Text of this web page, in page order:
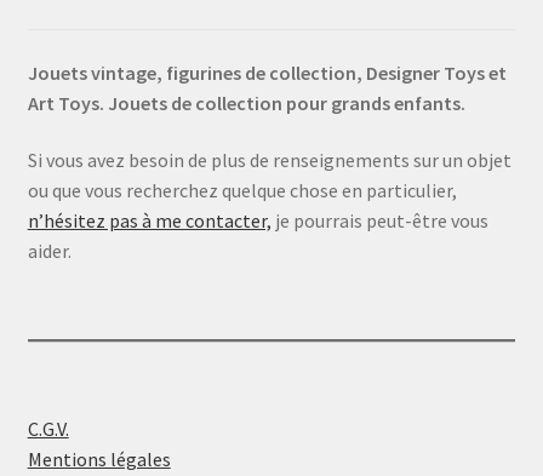
Jouets vintage, figurines de collection, Designer Toys et
Art Toys. Jouets de collection pour grands enfants.
Si vous avez besoin de plus de renseignements sur un objet
ou que vous recherchez quelque chose en particulier,
n’hésitez pas à me contacter, je pourrais peut-être vous
aider.
C.G.V.
Mentions légales